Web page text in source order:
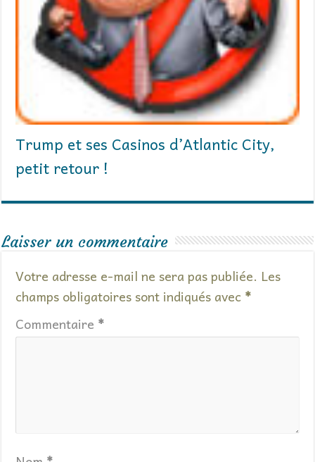
Trump et ses Casinos d’Atlantic City,
petit retour !
Laisser un commentaire
Votre adresse e-mail ne sera pas publiée. Les
champs obligatoires sont indiqués avec *
Commentaire *